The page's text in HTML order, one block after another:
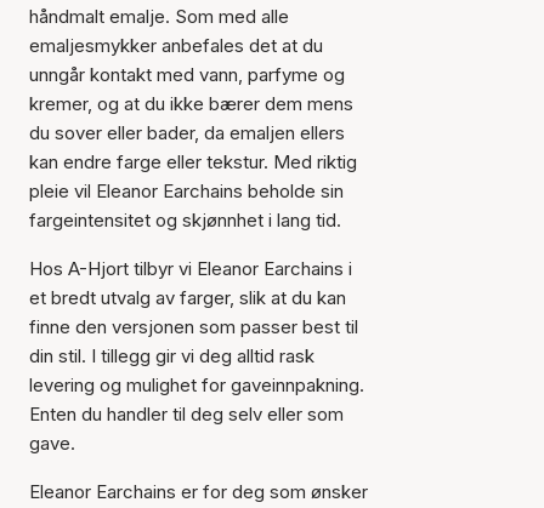
Varen er lagt til i
håndmalt emalje. Som med alle
emaljesmykker anbefales det at du
unngår kontakt med vann, parfyme og
kremer, og at du ikke bærer dem mens
du sover eller bader, da emaljen ellers
kan endre farge eller tekstur. Med riktig
pleie vil Eleanor Earchains beholde sin
fargeintensitet og skjønnhet i lang tid.
Hos A-Hjort tilbyr vi Eleanor Earchains i
et bredt utvalg av farger, slik at du kan
finne den versjonen som passer best til
din stil. I tillegg gir vi deg alltid rask
levering og mulighet for gaveinnpakning.
Enten du handler til deg selv eller som
gave.
Eleanor Earchains er for deg som ønsker